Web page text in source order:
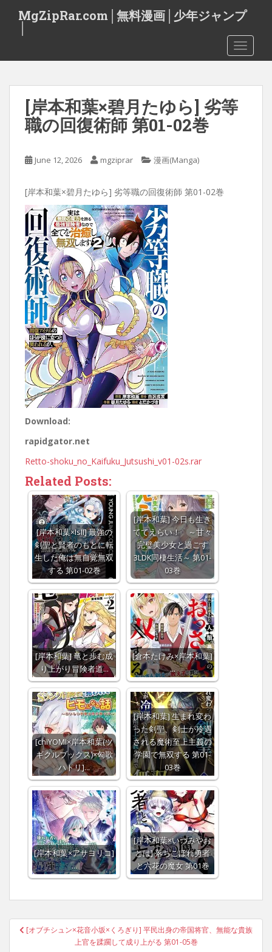
t
MgZipRar.com│無料漫画│少年ジャンプ
[岸本和葉×碧月たゆら] 劣等
職の回復術師 第01-02巻
June 12, 2026 mgziprar 漫画(Manga)
[岸本和葉×碧月たゆら] 劣等職の回復術師 第01-02巻
Download:
rapidgator.net
Retto-shoku_no_Kaifuku_Jutsushi_v01-02s.rar
Related Posts:
[岸本和葉×IsII] 最強の
剣聖と賢者のもとに転
生した俺は無自覚無双
する 第01-02巻
[岸本和葉] 今日も生き
ててえらい！ ～甘々
完璧美少女と過ごす
3LDK同棲生活～ 第01-
03巻
[岸本和葉] 竜と歩む成
り上がり冒険者道…
[倉本たけみ×岸本和葉]
…
[chiYOMI×岸本和葉(ツ
ギクルブックス)×匈歌
ハトリ]…
[岸本和葉] 生まれ変わ
った剣聖、剣士が冷遇
される魔術至上主義の
学園で無双する 第01-
03巻
[岸本和葉×アサヨリコ]
…
[岸本和葉×いづみやお
とは] 落ちこぼれ勇者
と六花の魔女 第01巻
Post
navigation
[オブチシュン×花音小坂×くろぎり] 平民出身の帝国将官、無能な貴族
上官を蹂躙して成り上がる 第01-05巻